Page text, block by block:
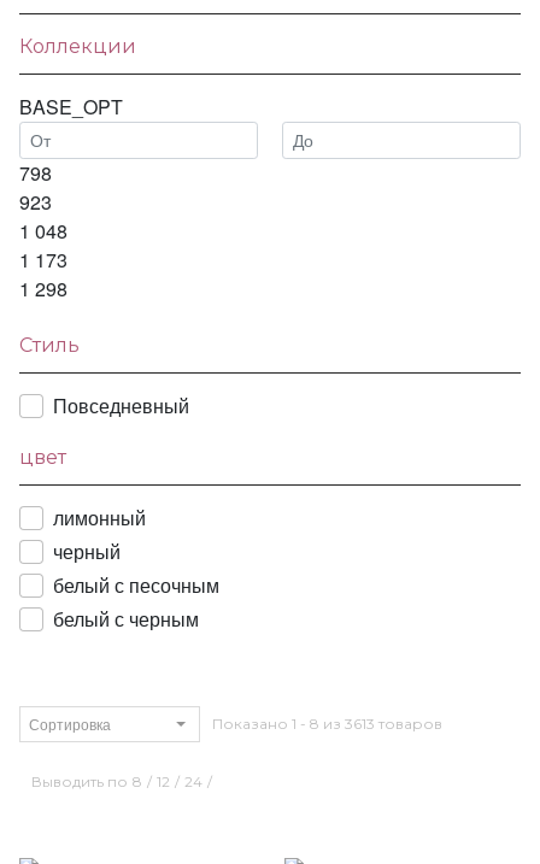
Коллекции
BASE_OPT
798
923
1 048
1 173
1 298
Стиль
Повседневный
цвет
лимонный
черный
белый с песочным
белый с черным
Сортировка Показано 1 - 8 из 3613 товаров
Выводить по 8 / 12 / 24 /